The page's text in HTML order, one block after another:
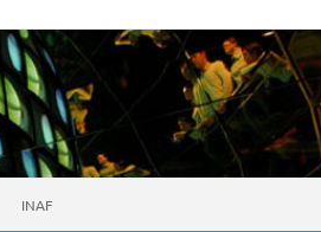
INAF